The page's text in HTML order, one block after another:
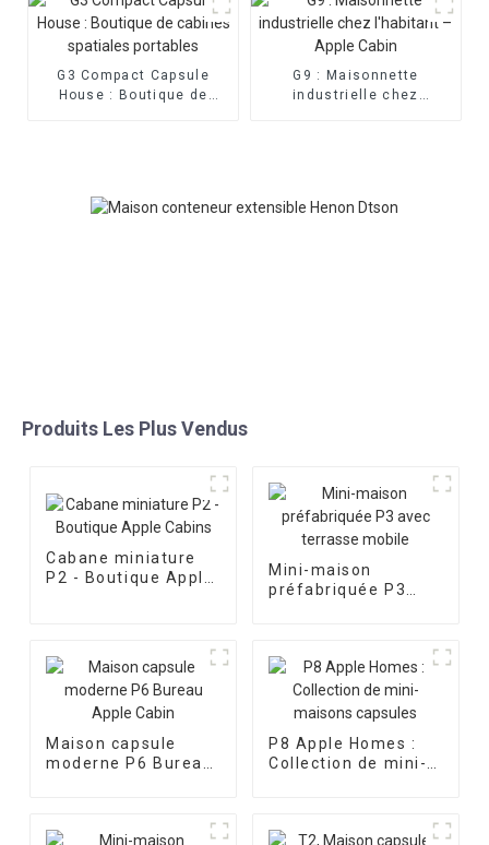
G3 Compact Capsule
House : Boutique de
G9 : Maisonnette
industrielle chez
Produits Les Plus Vendus
Cabane miniature
P2 - Boutique Apple
Mini-maison
préfabriquée P3
Maison capsule
moderne P6 Bureau
P8 Apple Homes :
Collection de mini-